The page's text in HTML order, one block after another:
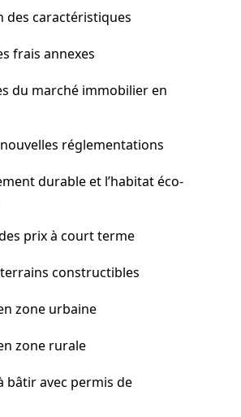
des caractéristiques
frais annexes
du marché immobilier en
nouvelles réglementations
durable et l’habitat éco-
prix à court terme
constructibles
zone urbaine
zone rurale
bâtir avec permis de